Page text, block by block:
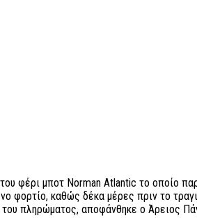
του φέρι μποτ Norman Atlantic το οποίο
φορτίο, καθώς δέκα μέρες πριν το
πληρώματος, αποφάνθηκε ο Άρειος